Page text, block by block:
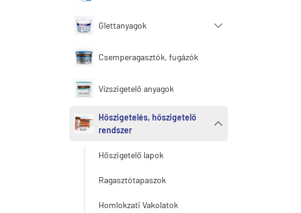
Glettanyagok
Csemperagasztók, fugázók
Vízszigetelő anyagok
Hőszigetelés, hőszigetelő
rendszer
Hőszigetelő lapok
Ragasztótapaszok
Homlokzati Vakolatok